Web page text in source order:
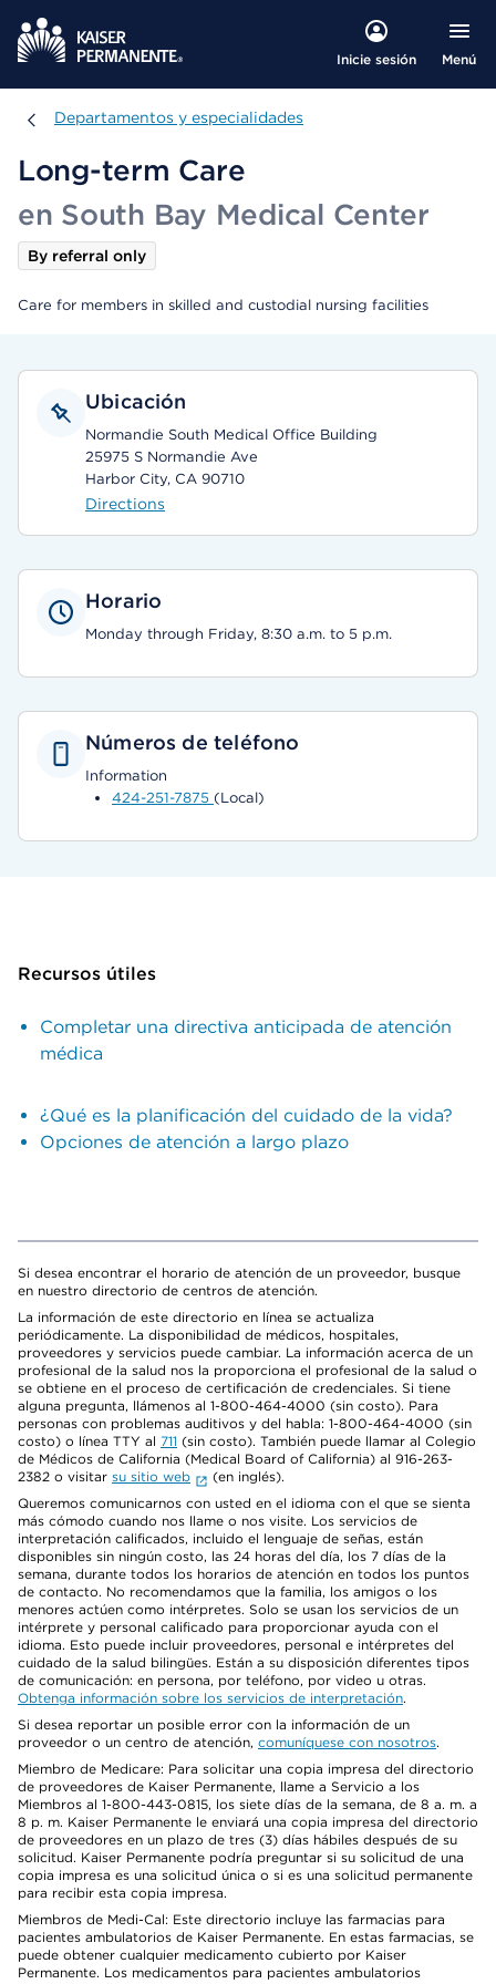
Inicie sesión Menú
Departamentos y especialidades
Departamentos y especialidades
Long-term Care
en South Bay Medical Center
By referral only
Care for members in skilled and custodial nursing facilities
Ubicación
Normandie South Medical Office Building
25975 S Normandie Ave
Harbor City, CA 90710
Directions
Horario
Monday through Friday, 8:30 a.m. to 5 p.m.
Números de teléfono
Information
424-251-7875 (Local)
Recursos útiles
Completar una directiva anticipada de atención
médica
¿Qué es la planificación del cuidado de la vida?
Opciones de atención a largo plazo
Si desea encontrar el horario de atención de un proveedor, busque
en nuestro directorio de centros de atención.
La información de este directorio en línea se actualiza
periódicamente. La disponibilidad de médicos, hospitales,
proveedores y servicios puede cambiar. La información acerca de un
profesional de la salud nos la proporciona el profesional de la salud o
se obtiene en el proceso de certificación de credenciales. Si tiene
alguna pregunta, llámenos al 1-800-464-4000 (sin costo). Para
personas con problemas auditivos y del habla: 1-800-464-4000 (sin
costo) o línea TTY al 711 (sin costo). También puede llamar al Colegio
de Médicos de California (Medical Board of California) al 916-263-
2382 o visitar su sitio web
(en inglés).
Queremos comunicarnos con usted en el idioma con el que se sienta
más cómodo cuando nos llame o nos visite. Los servicios de
interpretación calificados, incluido el lenguaje de señas, están
disponibles sin ningún costo, las 24 horas del día, los 7 días de la
semana, durante todos los horarios de atención en todos los puntos
de contacto. No recomendamos que la familia, los amigos o los
menores actúen como intérpretes. Solo se usan los servicios de un
intérprete y personal calificado para proporcionar ayuda con el
idioma. Esto puede incluir proveedores, personal e intérpretes del
cuidado de la salud bilingües. Están a su disposición diferentes tipos
de comunicación: en persona, por teléfono, por video u otras.
Obtenga información sobre los servicios de interpretación.
Si desea reportar un posible error con la información de un
proveedor o un centro de atención, comuníquese con nosotros.
Miembro de Medicare: Para solicitar una copia impresa del directorio
de proveedores de Kaiser Permanente, llame a Servicio a los
Miembros al 1-800-443-0815, los siete días de la semana, de 8 a. m. a
8 p. m. Kaiser Permanente le enviará una copia impresa del directorio
de proveedores en un plazo de tres (3) días hábiles después de su
solicitud. Kaiser Permanente podría preguntar si su solicitud de una
copia impresa es una solicitud única o si es una solicitud permanente
para recibir esta copia impresa.
Miembros de Medi-Cal: Este directorio incluye las farmacias para
pacientes ambulatorios de Kaiser Permanente. En estas farmacias, se
puede obtener cualquier medicamento cubierto por Kaiser
Permanente. Los medicamentos para pacientes ambulatorios